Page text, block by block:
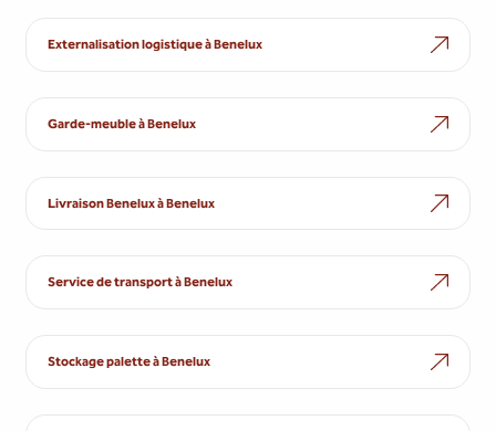
Externalisation logistique à Benelux
Garde-meuble à Benelux
Livraison Benelux à Benelux
Service de transport à Benelux
Stockage palette à Benelux